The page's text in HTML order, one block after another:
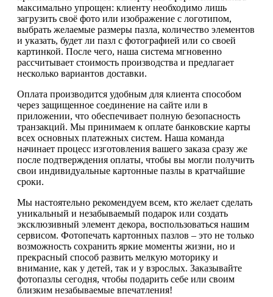
максимально упрощен: клиенту необходимо лишь
загрузить своё фото или изображение с логотипом,
выбрать желаемые размеры пазла, количество элементов
и указать, будет ли пазл с фотографией или со своей
картинкой. После чего, наша система мгновенно
рассчитывает стоимость производства и предлагает
несколько вариантов доставки.
Оплата производится удобным для клиента способом
через защищенное соединение на сайте или в
приложении, что обеспечивает полную безопасность
транзакций. Мы принимаем к оплате банковские карты
всех основных платежных систем. Наша команда
начинает процесс изготовления вашего заказа сразу же
после подтверждения оплаты, чтобы вы могли получить
свои индивидуальные картонные пазлы в кратчайшие
сроки.
Мы настоятельно рекомендуем всем, кто желает сделать
уникальный и незабываемый подарок или создать
эксклюзивный элемент декора, воспользоваться нашим
сервисом. Фотопечать картонных пазлов – это не только
возможность сохранить яркие моменты жизни, но и
прекрасный способ развить мелкую моторику и
внимание, как у детей, так и у взрослых. Заказывайте
фотопазлы сегодня, чтобы подарить себе или своим
близким незабываемые впечатления!